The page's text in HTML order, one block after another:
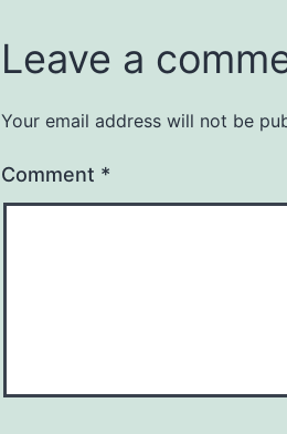
Leave a
Your email address will not be
Comment *